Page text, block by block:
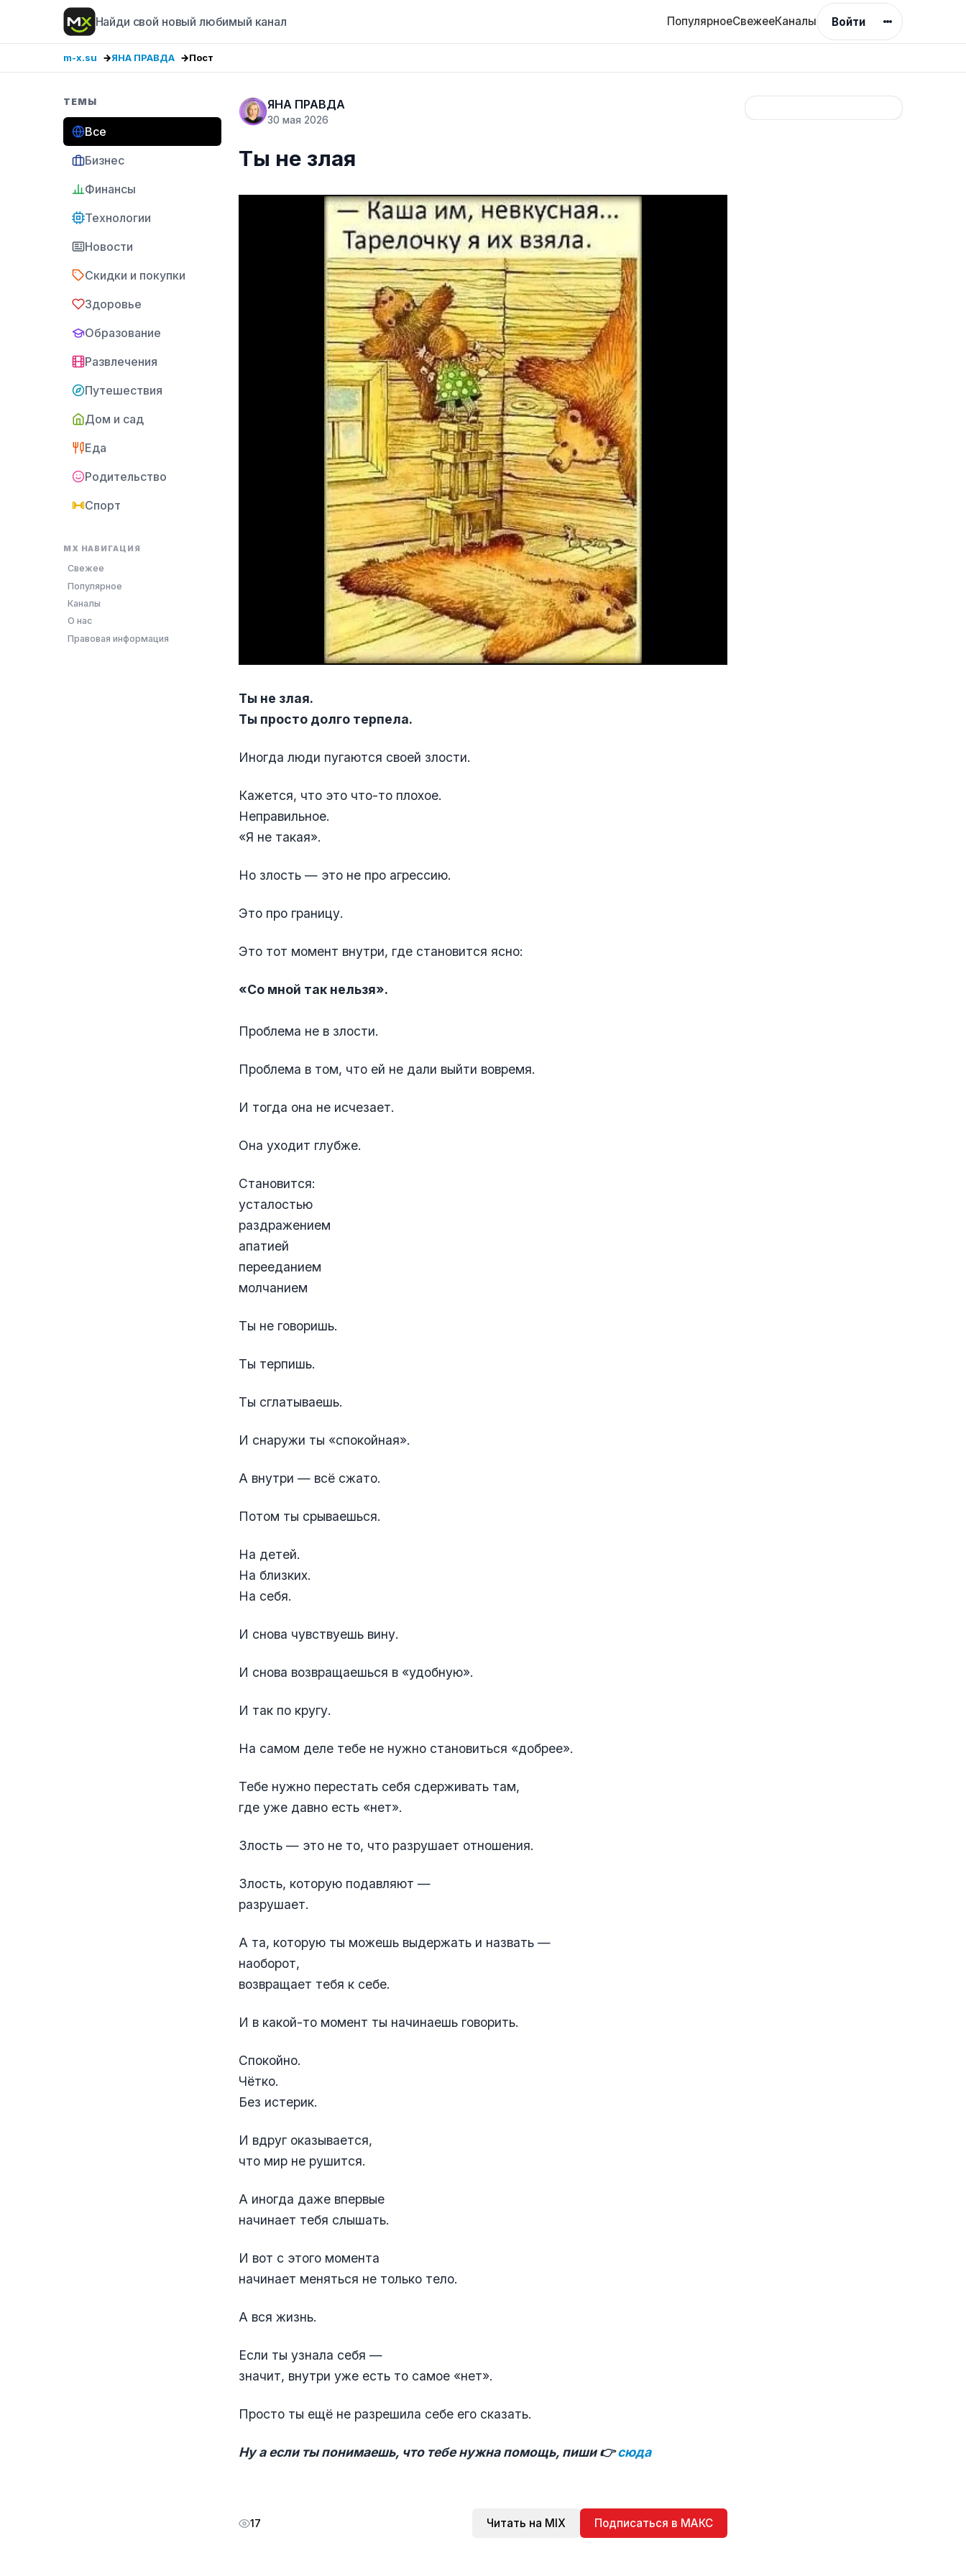
Найди свой новый любимый канал ПопулярноеСвежееКаналы Войти
m-x.su ЯНА ПРАВДА Пост
ТЕМЫ
Все
Бизнес
Финансы
Технологии
Новости
Скидки и покупки
Здоровье
Образование
Развлечения
Путешествия
Дом и сад
Еда
Родительство
Спорт
MX НАВИГАЦИЯ
Свежее
Популярное
Каналы
О нас
Правовая информация
ЯНА ПРАВДА
30 мая 2026
Ты не злая
Ты не злая.
Ты просто долго терпела.
Иногда люди пугаются своей злости.
Кажется, что это что-то плохое.
Неправильное.
«Я не такая».
Но злость — это не про агрессию.
Это про границу.
Это тот момент внутри, где становится ясно:
«Со мной так нельзя».
Проблема не в злости.
Проблема в том, что ей не дали выйти вовремя.
И тогда она не исчезает.
Она уходит глубже.
Становится:
усталостью
раздражением
апатией
перееданием
молчанием
Ты не говоришь.
Ты терпишь.
Ты сглатываешь.
И снаружи ты «спокойная».
А внутри — всё сжато.
Потом ты срываешься.
На детей.
На близких.
На себя.
И снова чувствуешь вину.
И снова возвращаешься в «удобную».
И так по кругу.
На самом деле тебе не нужно становиться «добрее».
Тебе нужно перестать себя сдерживать там,
где уже давно есть «нет».
Злость — это не то, что разрушает отношения.
Злость, которую подавляют —
разрушает.
А та, которую ты можешь выдержать и назвать —
наоборот,
возвращает тебя к себе.
И в какой-то момент ты начинаешь говорить.
Спокойно.
Чётко.
Без истерик.
И вдруг оказывается,
что мир не рушится.
А иногда даже впервые
начинает тебя слышать.
И вот с этого момента
начинает меняться не только тело.
А вся жизнь.
Если ты узнала себя —
значит, внутри уже есть то самое «нет».
Просто ты ещё не разрешила себе его сказать.
Ну а если ты понимаешь, что тебе нужна помощь, пиши 👉сюда
17 Читать на MIX Подписаться в МАКС